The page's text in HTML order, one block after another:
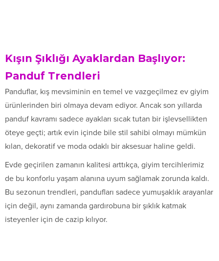
Kışın Şıklığı Ayaklardan Başlıyor:
Panduf Trendleri
Panduflar, kış mevsiminin en temel ve vazgeçilmez ev giyim
ürünlerinden biri olmaya devam ediyor. Ancak son yıllarda
panduf kavramı sadece ayakları sıcak tutan bir işlevsellikten
öteye geçti; artık evin içinde bile stil sahibi olmayı mümkün
kılan, dekoratif ve moda odaklı bir aksesuar haline geldi.
Evde geçirilen zamanın kalitesi arttıkça, giyim tercihlerimiz
de bu konforlu yaşam alanına uyum sağlamak zorunda kaldı.
Bu sezonun trendleri, pandufları sadece yumuşaklık arayanlar
için değil, aynı zamanda gardırobuna bir şıklık katmak
isteyenler için de cazip kılıyor.